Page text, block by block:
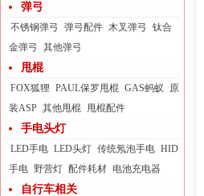
弹弓
不锈钢弹弓 弹弓配件 木叉弹弓
钛合
金弹弓
其他弹弓
甩棍
FOX狐狸 PAUL保罗甩棍 GAS蚂蚁
原
装ASP 其他甩棍 甩棍配件
手电头灯
LED手电 LED头灯 传统氖泡手电 HID
手电 野营灯 配件耗材 电池充电器
自行车相关